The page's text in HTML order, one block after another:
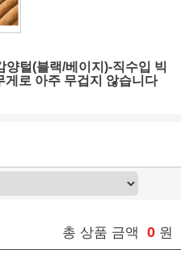
털(블랙/베이지)-직수입 빅
로 아주 무겁지 않습니다
총 상품 금액 0 원